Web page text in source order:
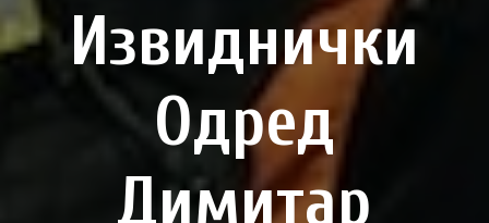
Извиднички
Одред
Димитар